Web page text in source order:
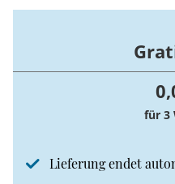
Ernüchterung und
für 3
Lieferung endet